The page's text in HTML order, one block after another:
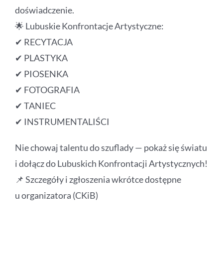
doświadczenie.
🌟 Lubuskie Konfrontacje Artystyczne:
✔ RECYTACJA
✔ PLASTYKA
✔ PIOSENKA
✔ FOTOGRAFIA
✔ TANIEC
✔ INSTRUMENTALIŚCI
Nie chowaj talentu do szuflady — pokaż się światu
i dołącz do Lubuskich Konfrontacji Artystycznych!
📌 Szczegóły i zgłoszenia wkrótce dostępne
u organizatora (CKiB)